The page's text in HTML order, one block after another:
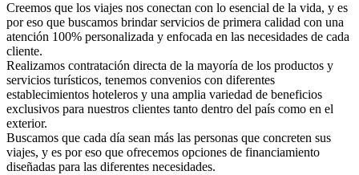
Creemos que los viajes nos conectan con lo esencial de la vida, y es
por eso que buscamos brindar servicios de primera calidad con una
atención 100% personalizada y enfocada en las necesidades de cada
cliente.
Realizamos contratación directa de la mayoría de los productos y
servicios turísticos, tenemos convenios con diferentes
establecimientos hoteleros y una amplia variedad de beneficios
exclusivos para nuestros clientes tanto dentro del país como en el
exterior.
Buscamos que cada día sean más las personas que concreten sus
viajes, y es por eso que ofrecemos opciones de financiamiento
diseñadas para las diferentes necesidades.